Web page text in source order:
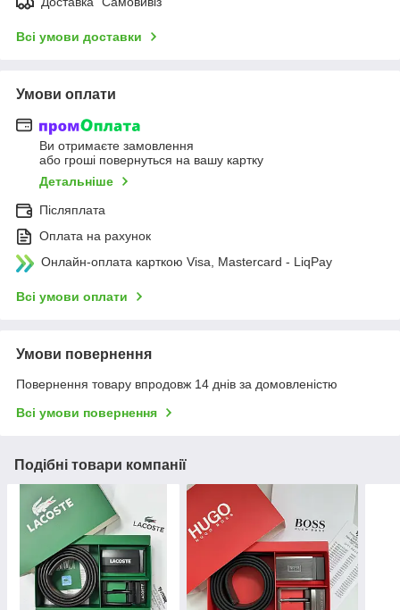
Всі умови доставки
Умови оплати
Ви отримаєте замовлення
або гроші повернуться на вашу картку
Детальніше
Післяплата
Оплата на рахунок
Онлайн-оплата карткою Visa, Mastercard - LiqPay
Всі умови оплати
Умови повернення
Повернення товару впродовж 14 днів за домовленістю
Всі умови повернення
Подібні товари компанії